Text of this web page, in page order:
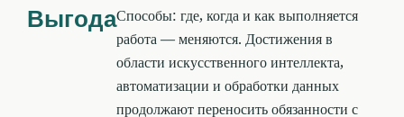
ВыгодаСпособы: где, когда и как выполняется
работа — меняются. Достижения в
области искусственного интеллекта,
автоматизации и обработки данных
продолжают переносить обязанности с